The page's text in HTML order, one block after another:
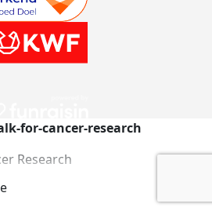
for-cancer-research
Research
research